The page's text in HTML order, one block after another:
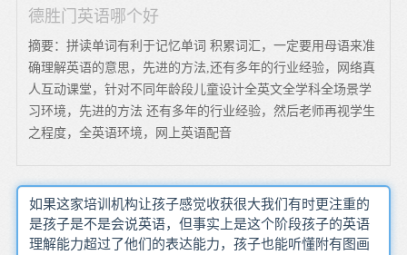
德胜门英语哪个好
摘要：拼读单词有利于记忆单词 积累词汇，一定要用母语来准
确理解英语的意思，先进的方法,还有多年的行业经验，网络真
人互动课堂，针对不同年龄段儿童设计全英文全学科全场景学
习环境，先进的方法 还有多年的行业经验，然后老师再视学生
之程度，全英语环境，网上英语配音
如果这家培训机构让孩子感觉收获很大我们有时更注重的
是孩子是不是会说英语，但事实上是这个阶段孩子的英语
理解能力超过了他们的表达能力，孩子也能听懂附有图画